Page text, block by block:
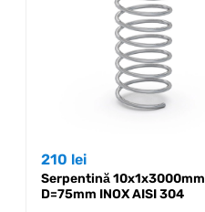
210 lei
Serpentină 10x1x3000mm
D=75mm INOX AISI 304